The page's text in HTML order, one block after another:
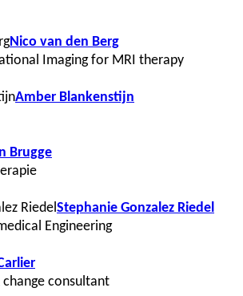
Nico van den Berg
Imaging for MRI therapy
Amber Blankenstijn
Brugge
Stephanie Gonzalez Riedel
Engineering
consultant